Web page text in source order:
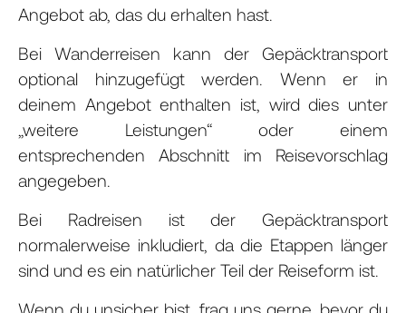
Angebot ab, das du erhalten hast.
Bei Wanderreisen kann der Gepäcktransport
optional hinzugefügt werden. Wenn er in
deinem Angebot enthalten ist, wird dies unter
„weitere Leistungen“ oder einem
entsprechenden Abschnitt im Reisevorschlag
angegeben.
Bei Radreisen ist der Gepäcktransport
normalerweise inkludiert, da die Etappen länger
sind und es ein natürlicher Teil der Reiseform ist.
Wenn du unsicher bist, frag uns gerne, bevor du